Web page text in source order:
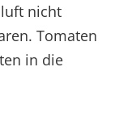
nicht
Tomaten
in die